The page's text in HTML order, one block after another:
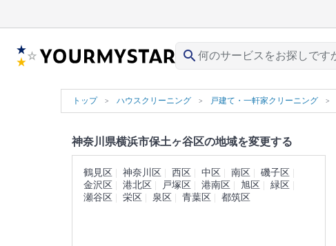
search
トップ ハウスクリーニング 戸建て・一軒家クリーニング
神奈川県横浜市保土ヶ谷区の地域を変更する
鶴見区 神奈川区 西区 中区 南区
磯子区
金沢区
港北区 戸塚区 港南区 旭区
緑区
瀬谷区
栄区 泉区 青葉区 都筑区